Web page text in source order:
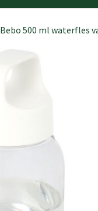
Bebo 500 ml waterfles